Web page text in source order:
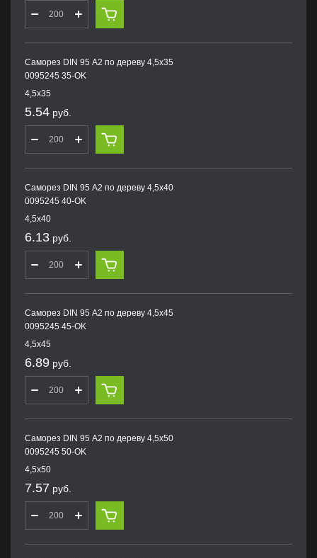
Саморез DIN 95 А2 по дереву 4,5х35
0095245 35-OK
4,5х35
5.54 руб.
Саморез DIN 95 А2 по дереву 4,5х40
0095245 40-OK
4,5х40
6.13 руб.
Саморез DIN 95 А2 по дереву 4,5х45
0095245 45-OK
4,5х45
6.89 руб.
Саморез DIN 95 А2 по дереву 4,5х50
0095245 50-OK
4,5х50
7.57 руб.